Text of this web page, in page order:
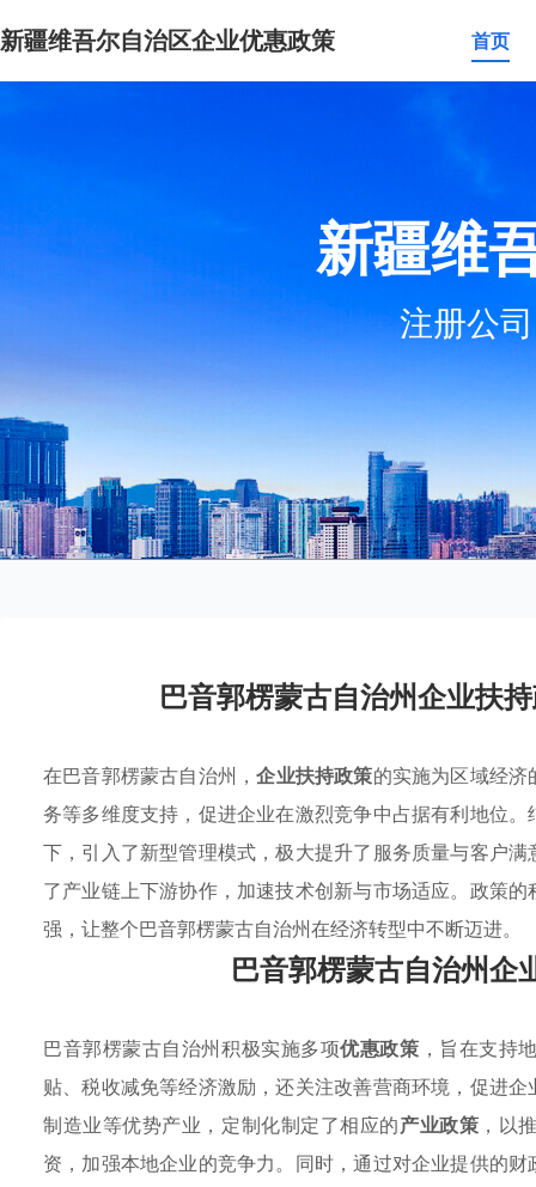
新疆维吾尔自治区企业优惠政策 首页
新疆维
注册公
巴音郭楞蒙古自治州企业扶
在巴音郭楞蒙古自治州，企业扶持政策的实施为区域经
务等多维度支持，促进企业在激烈竞争中占据有利地位
下，引入了新型管理模式，极大提升了服务质量与客户
了产业链上下游协作，加速技术创新与市场适应。政策
强，让整个巴音郭楞蒙古自治州在经济转型中不断迈进。
巴音郭楞蒙古自治州企
巴音郭楞蒙古自治州积极实施多项优惠政策 ，旨在支持
贴、税收减免等经济激励，还关注改善营商环境，促进
制造业等优势产业，定制化制定了相应的产业政策 ，以
资，加强本地企业的竞争力。同时，通过对企业提供的